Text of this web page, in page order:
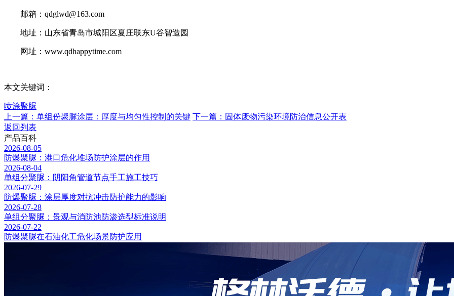
邮箱：qdglwd@163.com
地址：山东省青岛市城阳区夏庄联东U谷智造园
网址：www.qdhappytime.com
本文关键词：
喷涂聚脲
上一篇：单组份聚脲涂层：厚度与均匀性控制的关键 下一篇：固体废物污染环境防治信息公开表
返回列表
产品百科
2026-08-05
防爆聚脲：港口危化堆场防护涂层的作用
2026-08-04
单组分聚脲：阴阳角管道节点手工施工技巧
2026-07-29
防爆聚脲：涂层厚度对抗冲击防护能力的影响
2026-07-28
单组分聚脲：景观与消防池防渗选型标准说明
2026-07-22
防爆聚脲在石油化工危化场景防护应用